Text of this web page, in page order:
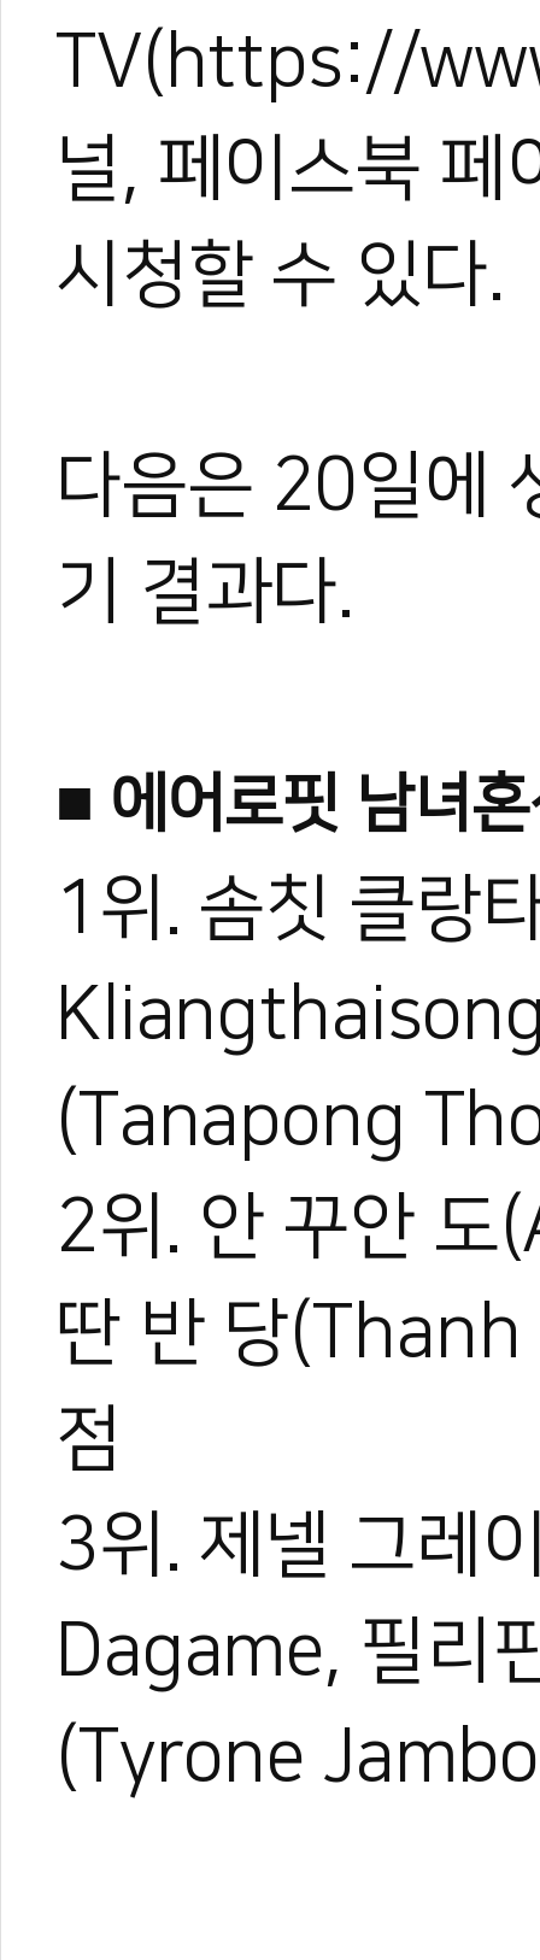
TV(https://
널, 페이스북 페
시청할 수 있다.
다음은 20일에
기 결과다.
■ 에어로핏 남녀
1위. 솜칫 클랑
(Tanapong
2위. 안 꾸안
딴 반 당
점
3위. 제넬 그레
Dagame, 필리
(Tyrone
무카스미디어 MMA, 주짓
브라질리언 주짓수,
링 등 다양한 무예 수련.
무예 고문헌 수집 및 번역